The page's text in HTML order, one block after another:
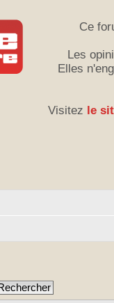
Ce
Les
Elles
Visitez le